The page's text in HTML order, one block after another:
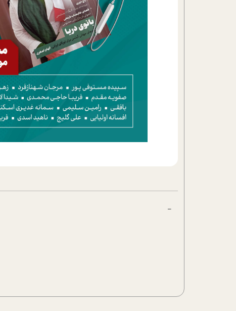
تحلیل فیلم
شیوانا
داستان
-